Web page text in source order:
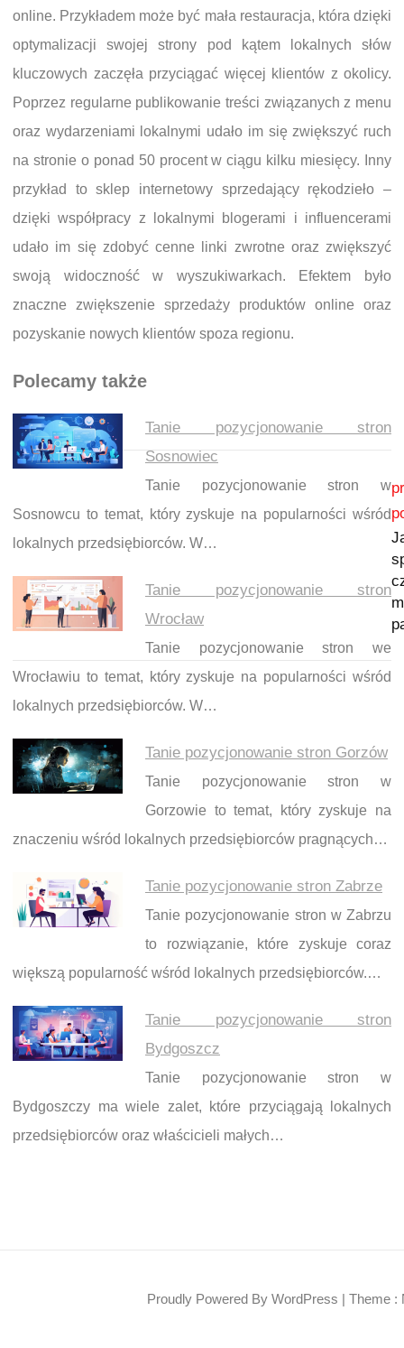
online. Przykładem może być mała restauracja, która dzięki
optymalizacji swojej strony pod kątem lokalnych słów
kluczowych zaczęła przyciągać więcej klientów z okolicy.
Poprzez regularne publikowanie treści związanych z menu
oraz wydarzeniami lokalnymi udało im się zwiększyć ruch
na stronie o ponad 50 procent w ciągu kilku miesięcy. Inny
przykład to sklep internetowy sprzedający rękodzieło –
dzięki współpracy z lokalnymi blogerami i influencerami
udało im się zdobyć cenne linki zwrotne oraz zwiększyć
swoją widoczność w wyszukiwarkach. Efektem było
znaczne zwiększenie sprzedaży produktów online oraz
pozyskanie nowych klientów spoza regionu.
Polecamy także
Tanie pozycjonowanie stron
Sosnowiec
Tanie pozycjonowanie stron w
Sosnowcu to temat, który zyskuje na popularności wśród
lokalnych przedsiębiorców. W…
Tanie pozycjonowanie stron
Wrocław
Tanie pozycjonowanie stron we
Wrocławiu to temat, który zyskuje na popularności wśród
lokalnych przedsiębiorców. W…
Tanie pozycjonowanie stron Gorzów
Tanie pozycjonowanie stron w
Gorzowie to temat, który zyskuje na
znaczeniu wśród lokalnych przedsiębiorców pragnących…
Tanie pozycjonowanie stron Zabrze
Tanie pozycjonowanie stron w Zabrzu
to rozwiązanie, które zyskuje coraz
większą popularność wśród lokalnych przedsiębiorców.…
Tanie pozycjonowanie stron
Bydgoszcz
Tanie pozycjonowanie stron w
Bydgoszczy ma wiele zalet, które przyciągają lokalnych
przedsiębiorców oraz właścicieli małych…
Nawigacja wpisu
Proudly Powered By WordPress | Theme :